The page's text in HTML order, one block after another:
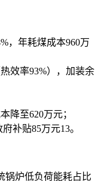
，年耗煤成本960万
效率93%），加装余
降至620万元；
府补贴85万元13。
锅炉低负荷能耗占比